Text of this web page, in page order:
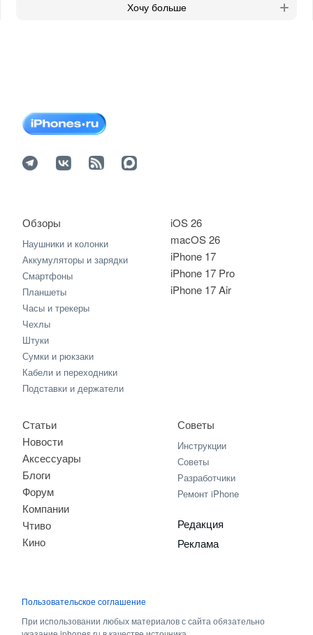
Хочу больше
iOS 26
macOS 26
iPhone 17
iPhone 17 Pro
iPhone 17 Air
Обзоры
Наушники и колонки
Аккумуляторы и зарядки
Смартфоны
Планшеты
Часы и трекеры
Чехлы
Штуки
Сумки и рюкзаки
Кабели и переходники
Подставки и держатели
Статьи
Новости
Аксессуары
Блоги
Форум
Компании
Чтиво
Кино
Советы
Инструкции
Советы
Разработчики
Ремонт iPhone
Редакция
Реклама
Пользовательское соглашение
При использовании любых материалов с сайта обязательно